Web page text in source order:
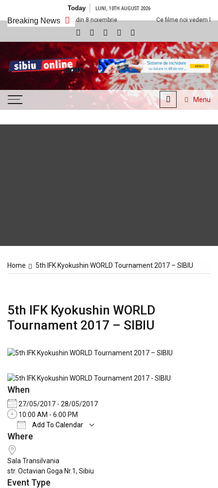
Today LUNI, 10TH AUGUST 2026
Breaking News
Sibiu din 8 noiembrie Ce filme noi vedem la Cineplexx Sibiu
SibiuOnline.com
… locatii si evenimente din
Sibiu!!!
Menu
Home 5th IFK Kyokushin WORLD Tournament 2017 – SIBIU
5th IFK Kyokushin WORLD
Tournament 2017 – SIBIU
When
27/05/2017 - 28/05/2017
10:00 AM - 6:00 PM
Add To Calendar
Download ICS
Where
Sala Transilvania
str. Octavian Goga Nr.1, Sibiu
Event Type